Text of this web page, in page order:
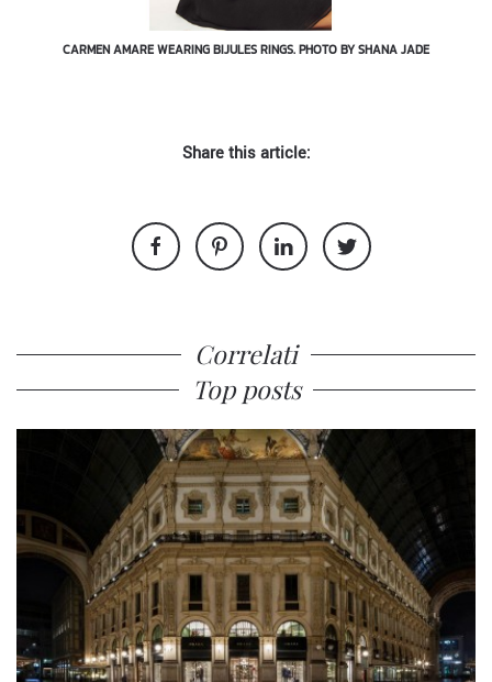
CARMEN AMARE WEARING BIJULES RINGS. PHOTO BY SHANA JADE
Share this article:
Correlati
Top posts